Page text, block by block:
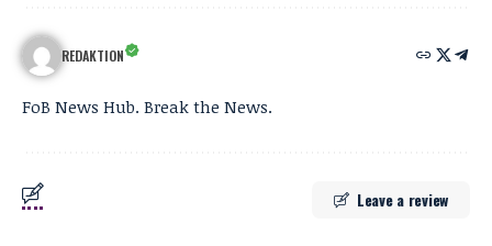
REDAKTION
FoB News Hub. Break the News.
Leave a review